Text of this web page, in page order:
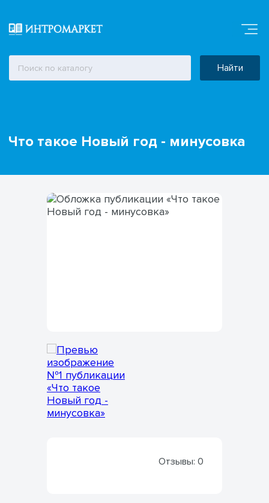
Найти
Что такое Новый год - минусовка
Отзывы: 0